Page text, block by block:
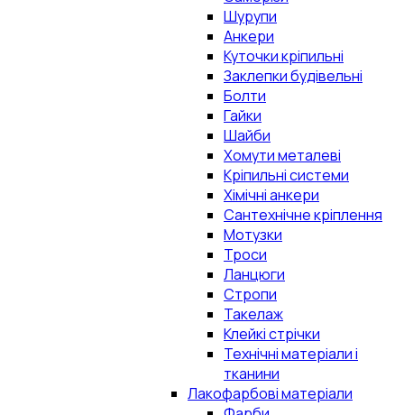
Шурупи
Анкери
Куточки кріпильні
Заклепки будівельні
Болти
Гайки
Шайби
Хомути металеві
Кріпильні системи
Хімічні анкери
Сантехнічне кріплення
Мотузки
Троси
Ланцюги
Стропи
Такелаж
Клейкі стрічки
Технічні матеріали і
тканини
Лакофарбові матеріали